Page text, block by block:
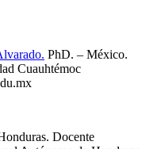
PhD. – México.
Cuauhtémoc
Docente